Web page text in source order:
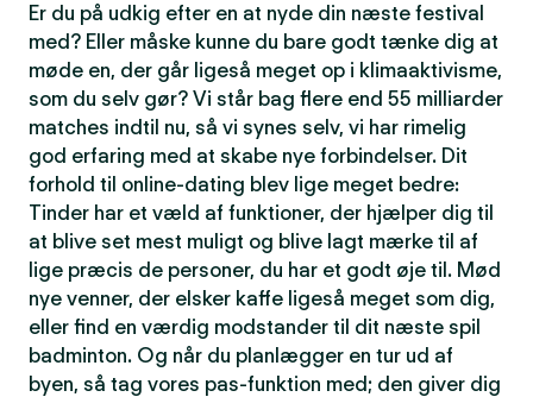
Er du på udkig efter en at nyde din næste festival
med? Eller måske kunne du bare godt tænke dig at
møde en, der går ligeså meget op i klimaaktivisme,
som du selv gør? Vi står bag flere end 55 milliarder
matches indtil nu, så vi synes selv, vi har rimelig
god erfaring med at skabe nye forbindelser. Dit
forhold til online-dating blev lige meget bedre:
Tinder har et væld af funktioner, der hjælper dig til
at blive set mest muligt og blive lagt mærke til af
lige præcis de personer, du har et godt øje til. Mød
nye venner, der elsker kaffe ligeså meget som dig,
eller find en værdig modstander til dit næste spil
badminton. Og når du planlægger en tur ud af
byen, så tag vores pas-funktion med; den giver dig